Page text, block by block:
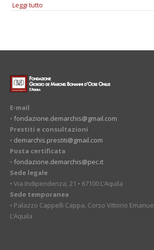
Leggi tutto
E-mail
• fondazione.demarchis@gmail.com
Prestiti e consultazioni
• demarchis.prestiti@gmail.com
Posta certificata
• fondazione.demarchis@pec.it
Sede legale
• Via Indipendenza, 21 • 67100 L’Aquila
Sede temporanea
• Palazzo Cappelli Cappa, Corso Vittorio
L’Aquila